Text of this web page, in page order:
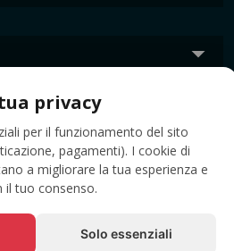
privacy
per il funzionamento del sito
pagamenti). I cookie di
a migliorare la tua esperienza e
tuo consenso.
Solo essenziali